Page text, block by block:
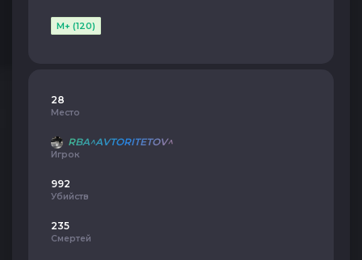
M+ (120)
28
Место
RBA^AVTORITETOV^
Игрок
992
Убийств
235
Смертей